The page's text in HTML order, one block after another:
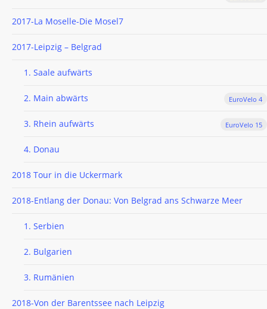
2017-La Moselle-Die Mosel7
2017-Leipzig – Belgrad
1. Saale aufwärts
2. Main abwärts EuroVelo 4
3. Rhein aufwärts EuroVelo 15
4. Donau
2018 Tour in die Uckermark
2018-Entlang der Donau: Von Belgrad ans Schwarze Meer
1. Serbien
2. Bulgarien
3. Rumänien
2018-Von der Barentssee nach Leipzig